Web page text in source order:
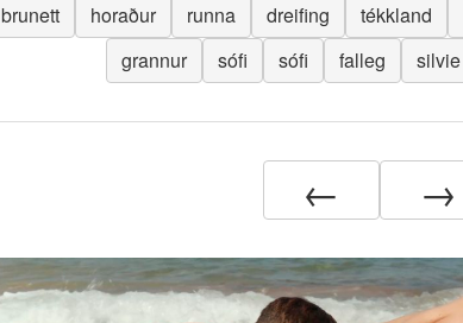
brunett horaður runna dreifing tékkland
grannur
sófi sófi falleg silvie
← →